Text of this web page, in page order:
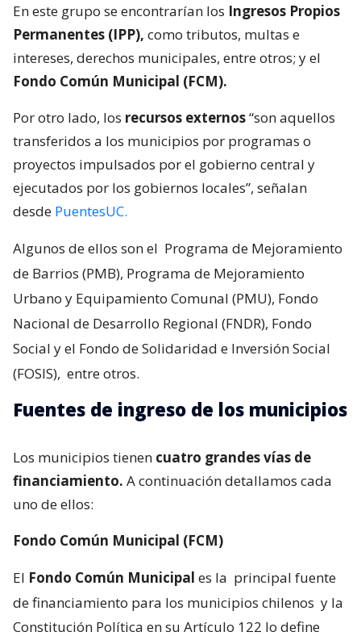
En este grupo se encontrarían los Ingresos Propios
Permanentes (IPP), como tributos, multas e
intereses, derechos municipales, entre otros; y el
Fondo Común Municipal (FCM).
Por otro lado, los recursos externos“son aquellos
transferidos a los municipios por programas o
proyectos impulsados por el gobierno central y
ejecutados por los gobiernos locales”, señalan
desde PuentesUC.
Algunos de ellos son el Programa de Mejoramiento
de Barrios (PMB), Programa de Mejoramiento
Urbano y Equipamiento Comunal (PMU), Fondo
Nacional de Desarrollo Regional (FNDR), Fondo
Social y el Fondo de Solidaridad e Inversión Social
(FOSIS), entre otros.
Fuentes de ingreso de los municipios
Los municipios tienen cuatro grandes vías de
financiamiento. A continuación detallamos cada
uno de ellos:
Fondo Común Municipal (FCM)
El Fondo Común Municipal es la principal fuente
de financiamiento para los municipios chilenos y la
Constitución Política en su Artículo 122 lo define